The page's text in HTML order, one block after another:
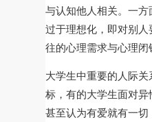
与认知他人相关。一
过于理想化，即对别
往的心理需求与心理闭
大学生中重要的人际
标，有的大学生面对
甚至认为有爱就有一切